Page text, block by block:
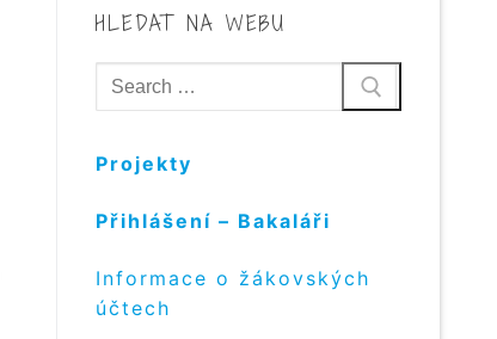
HLEDAT NA WEBU
Hledat:
Projekty
Přihlášení – Bakaláři
Informace o žákovských
účtech